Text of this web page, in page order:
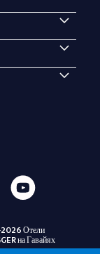
Отели
на Гавайях